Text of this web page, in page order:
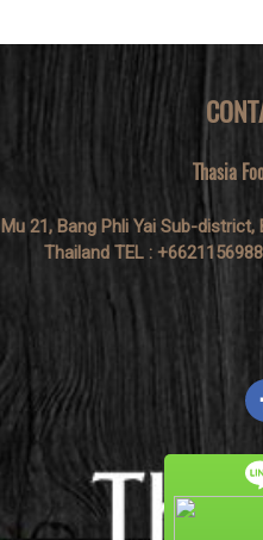
Thasia
21, Bang Phli Yai Sub-
Thailand TEL :